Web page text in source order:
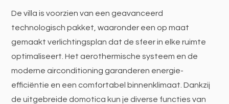
De villa is voorzien van een geavanceerd
technologisch pakket, waaronder een op maat
gemaakt verlichtingsplan dat de sfeer in elke ruimte
optimaliseert. Het aerothermische systeem en de
moderne airconditioning garanderen energie-
efficiëntie en een comfortabel binnenklimaat. Dankzij
de uitgebreide domotica kun je diverse functies van